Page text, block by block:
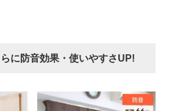
に防音効果・使いやすさUP!